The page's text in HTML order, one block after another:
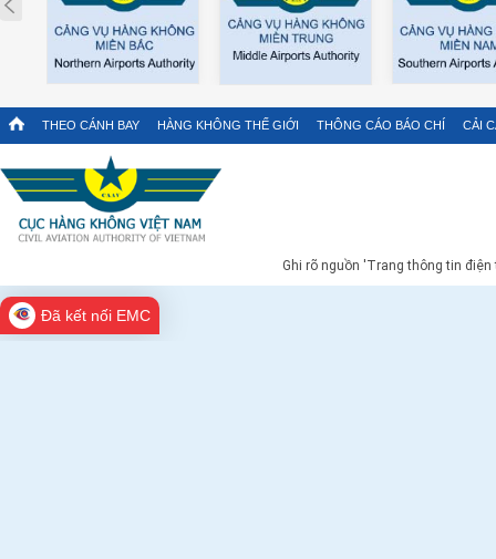
THEO CÁNH BAY HÀNG KHÔNG THẾ GIỚI THÔNG CÁO BÁO CHÍ CẢI
Ghi rõ nguồn 'Trang thông tin
Đã kết nối EMC